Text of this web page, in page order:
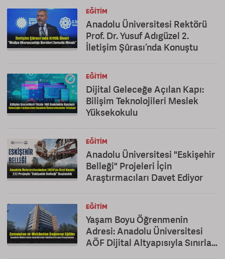
EĞITIM
Anadolu Üniversitesi Rektörü
Prof. Dr. Yusuf Adıgüzel 2.
İletişim Şûrası’nda Konuştu
EĞITIM
Dijital Geleceğe Açılan Kapı:
Bilişim Teknolojileri Meslek
Yüksekokulu
EĞITIM
Anadolu Üniversitesi "Eskişehir
Belleği" Projeleri İçin
Araştırmacıları Davet Ediyor
EĞITIM
Yaşam Boyu Öğrenmenin
Adresi: Anadolu Üniversitesi
AÖF Dijital Altyapısıyla Sınırları